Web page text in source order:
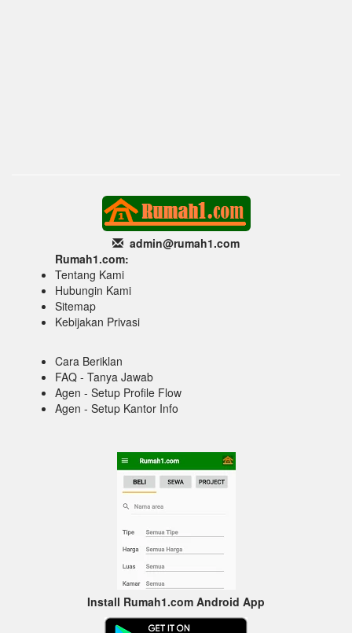
admin@rumah1.com
Rumah1.com:
Tentang Kami
Hubungin Kami
Sitemap
Kebijakan Privasi
Cara Beriklan
FAQ - Tanya Jawab
Agen - Setup Profile Flow
Agen - Setup Kantor Info
Install Rumah1.com Android App